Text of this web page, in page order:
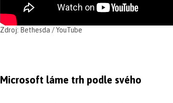
Zdroj: Bethesda / YouTube
Microsoft láme trh podle svého